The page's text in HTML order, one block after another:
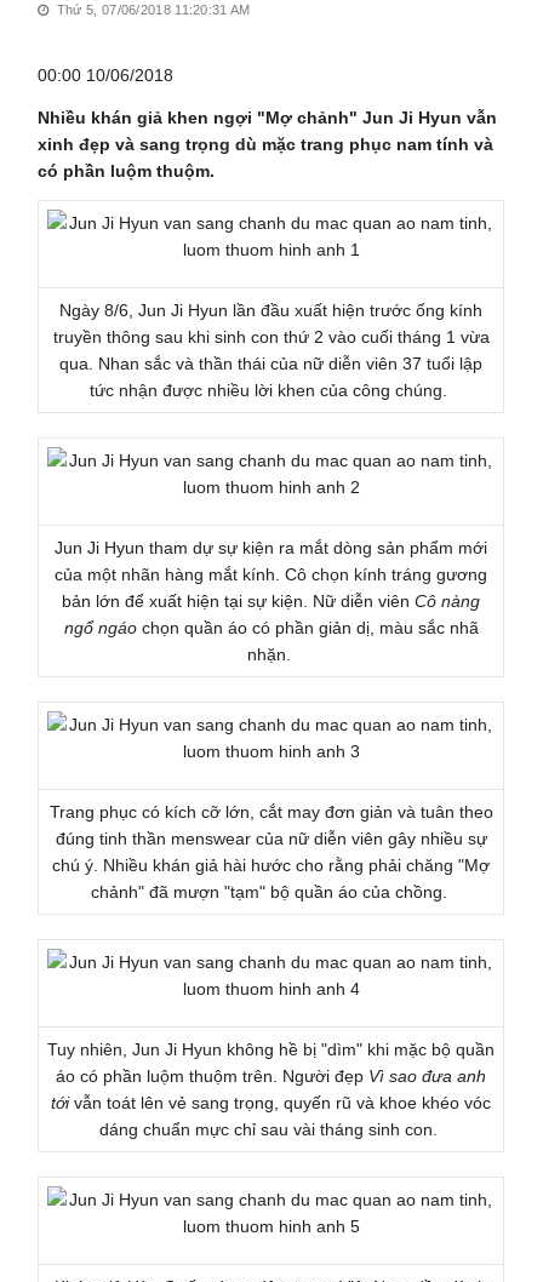
Thứ 5, 07/06/2018 11:20:31 AM
00:00 10/06/2018
Nhiều khán giả khen ngợi "Mợ chảnh" Jun Ji Hyun vẫn
xinh đẹp và sang trọng dù mặc trang phục nam tính và
có phần luộm thuộm.
Ngày 8/6, Jun Ji Hyun lần đầu xuất hiện trước ống kính
truyền thông sau khi sinh con thứ 2 vào cuối tháng 1 vừa
qua. Nhan sắc và thần thái của nữ diễn viên 37 tuổi lập
tức nhận được nhiều lời khen của công chúng.
Jun Ji Hyun tham dự sự kiện ra mắt dòng sản phẩm mới
của một nhãn hàng mắt kính. Cô chọn kính tráng gương
bản lớn để xuất hiện tại sự kiện. Nữ diễn viênCô nàng
ngổ ngáo chọn quần áo có phần giản dị, màu sắc nhã
nhặn.
Trang phục có kích cỡ lớn, cắt may đơn giản và tuân theo
đúng tinh thần menswear của nữ diễn viên gây nhiều sự
chú ý. Nhiều khán giả hài hước cho rằng phải chăng "Mợ
chảnh" đã mượn "tạm" bộ quần áo của chồng.
Tuy nhiên, Jun Ji Hyun không hề bị "dìm" khi mặc bộ quần
áo có phần luộm thuộm trên. Người đẹp Vì sao đưa anh
tớivẫn toát lên vẻ sang trọng, quyến rũ và khoe khéo vóc
dáng chuẩn mực chỉ sau vài tháng sinh con.